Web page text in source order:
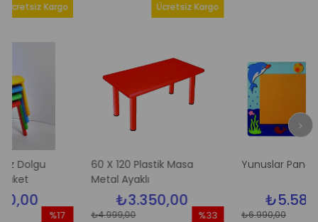
Kargo
60 X 120 Plastik Masa
Metal Ayaklı
₺3.350,00
₺4.999,00
Ücretsiz Kargo
Yunuslar Pano
₺5.580,00
₺6.990,00